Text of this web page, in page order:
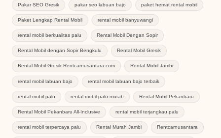
Pakar SEO Gresik pakar seo labuan bajo paket hemat rental mobil
Paket Lengkap Rental Mobil rental mobil banyuwangi
rental mobil berkualitas palu Rental Mobil Dengan Sopir
Rental Mobil dengan Sopir Bengkulu Rental Mobil Gresik
Rental Mobil Gresik Rentcarnusantara.com Rental Mobil Jambi
rental mobil labuan bajo rental mobil labuan bajo terbaik
rental mobil palu rental mobil palu murah Rental Mobil Pekanbaru
Rental Mobil Pekanbaru All-Inclusive rental mobil terjangkau palu
rental mobil terpercaya palu Rental Murah Jambi Rentcarnusantara